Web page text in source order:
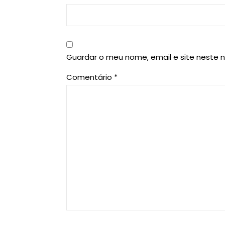
Guardar o meu nome, email e site neste
Comentário *